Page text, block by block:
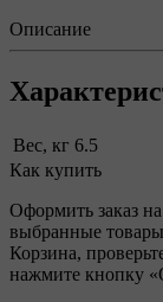
Описание
Вес, кг 6.5
Как купить
Оформить заказ
выбранные товары
Корзина,
нажмите кнопку